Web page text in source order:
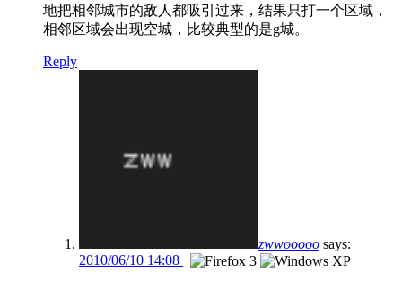
地把相邻城市的敌人都吸引过来，结果只打一个区域，
相邻区域会出现空城，比较典型的是g城。
Reply
zwwooooo says:
2010/06/10 14:08